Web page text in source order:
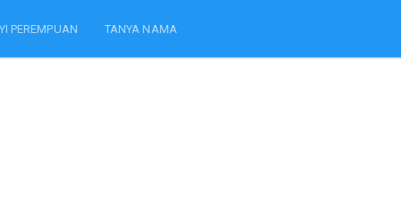
PEREMPUAN TANYA NAMA